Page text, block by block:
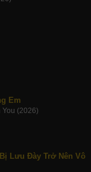
Em
(2026)
Lưu Đày Trở Nên Vô